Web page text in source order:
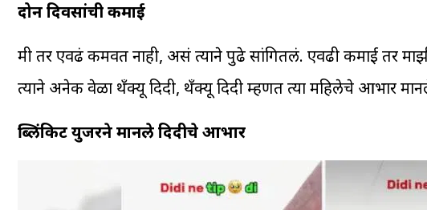
दोन दिवसांची कमाई
मी तर एवढं कमवत नाही, असं त्याने पुढे सांगितलं. एवढी कमाई तर
त्याने अनेक वेळा थँक्यू दिदी, थँक्यू दिदी म्हणत त्या महिलेचे आभार
ब्लिंकिट युजरने मानले दिदीचे आभार